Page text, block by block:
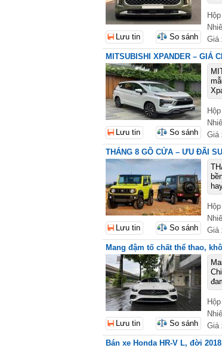
Giá
Lưu tin So sánh
MITSUBISHI XPANDER – GIÁ
Giá
Lưu tin So sánh
THÁNG 8 GÕ CỬA – ƯU ĐÃI
Giá
Lưu tin So sánh
Mang đậm tố chất thể thao,
Giá
Lưu tin So sánh
Bán xe Honda HR-V L, đời